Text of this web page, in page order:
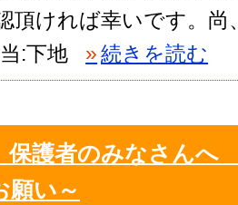
頂ければ幸いです。
:下地
»続きを読む
保護者のみなさん
願い～